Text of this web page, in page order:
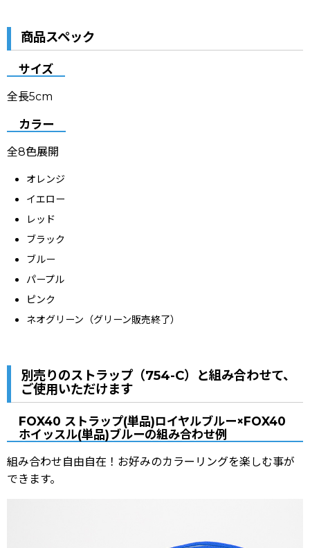
商品スペック
サイズ
全長5cm
カラー
全8色展開
オレンジ
イエロー
レッド
ブラック
ブルー
パープル
ピンク
ネオグリーン（グリーン販売終了）
別売りのストラップ（754-C）と組み合わせて、
ご使用いただけます
FOX40 ストラップ(単品)ロイヤルブルー×FOX40
ホイッスル(単品)ブルーの組み合わせ例
組み合わせ自由自在！お好みのカラーリングを楽しむ事が
できます。